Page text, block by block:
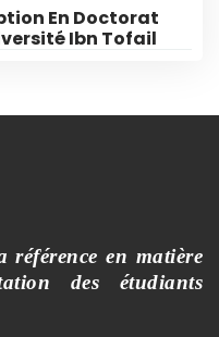
En Doctorat
Ibn Tofail
référence en matière
des étudiants